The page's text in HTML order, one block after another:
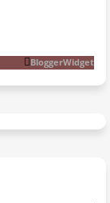
BloggerWidget